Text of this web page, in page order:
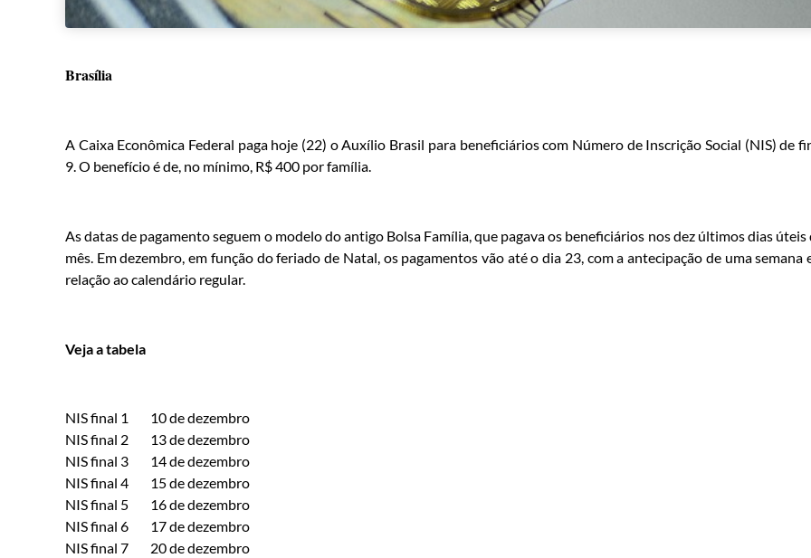
Brasília
A Caixa Econômica Federal paga hoje (22) o Auxílio Brasil para beneficiários com Número de Inscrição Social (NIS) de
9. O benefício é de, no mínimo, R$ 400 por família.
As datas de pagamento seguem o modelo do antigo Bolsa Família, que pagava os beneficiários nos dez últimos dias úteis
mês. Em dezembro, em função do feriado de Natal, os pagamentos vão até o dia 23, com a antecipação de uma semana
relação ao calendário regular.
Veja a tabela
NIS final 1 10 de dezembro
NIS final 2 13 de dezembro
NIS final 3 14 de dezembro
NIS final 4 15 de dezembro
NIS final 5 16 de dezembro
NIS final 6 17 de dezembro
NIS final 7 20 de dezembro